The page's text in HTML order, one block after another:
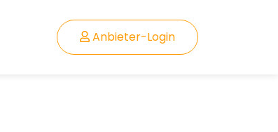
Anbieter-Login